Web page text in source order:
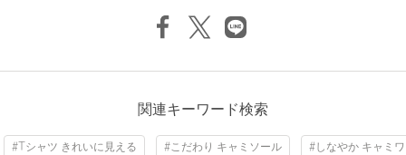
※画像の商品はサンプルです。
※商品に「取り扱い上の注意書き」、「洗濯表示」がございます
※商品画像は、光の当たり具合やパソコンなどの閲覧環境によ
関連キーワード検索
#Tシャツ きれいに見える #こだわり キャミソール #しなやか キャミ